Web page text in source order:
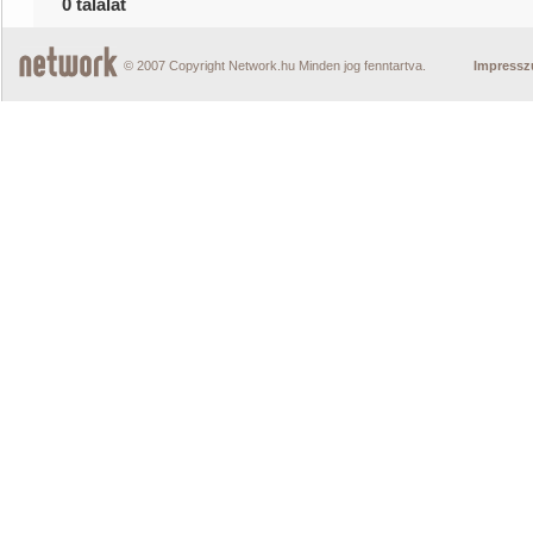
0 találat
© 2007 Copyright Network.hu Minden jog fenntartva.